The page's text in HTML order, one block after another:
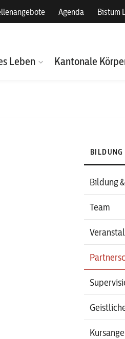
Agenda Bistum
Leben Kantonale
BILDUNG
Bildung
Team